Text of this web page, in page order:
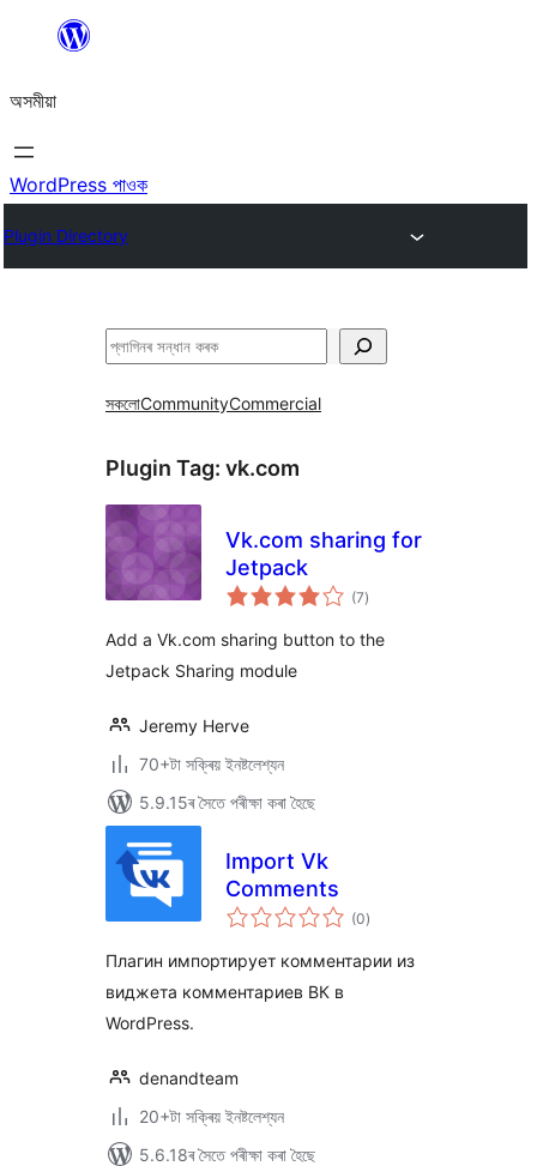
বিষয়বস্তুলৈ
যাওক
অসমীয়া
WordPress পাওক
Plugin Directory
সন্ধান
সকলোCommunityCommercial
Plugin Tag: vk.com
Vk.com sharing for
Jetpack
(7টা
মুঠ)
Add a Vk.com sharing button to the
Jetpack Sharing module
Jeremy Herve
70+টা সক্ৰিয় ইনষ্টলেশ্যন
5.9.15ৰ সৈতে পৰীক্ষা কৰা হৈছে
Import Vk
Comments
(0টা
মুঠ)
Плагин импортирует комментарии из
виджета комментариев ВК в
WordPress.
denandteam
20+টা সক্ৰিয় ইনষ্টলেশ্যন
5.6.18ৰ সৈতে পৰীক্ষা কৰা হৈছে